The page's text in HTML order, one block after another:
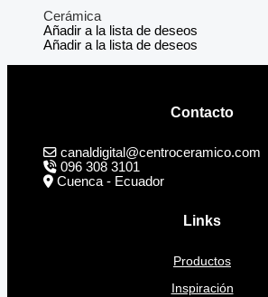
Cerámica
Añadir a la lista de deseos
Añadir a la lista de deseos
Contacto
canaldigital@centroceramico.com
096 308 3101
Cuenca - Ecuador
Links
Productos
Inspiración